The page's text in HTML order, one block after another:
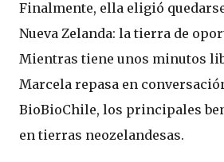
Finalmente, ella eligió
Nueva Zelanda: la tierra de
Mientras tiene unos minutos
Marcela repasa en
BioBioChile, los principales
en tierras neozelandesas.